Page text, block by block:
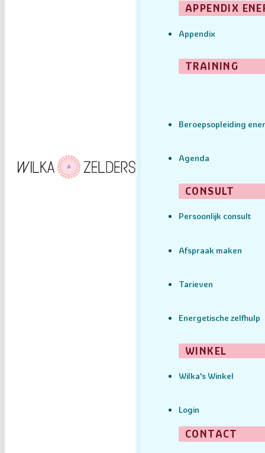
APPENDIX
Appendix
TRAINING
Beroepsopleiding
Agenda
CONSULT
Persoonlijk consult
Afspraak maken
Tarieven
Energetische zelfhulp
WINKEL
Wilka's Winkel
Login
CONTACT